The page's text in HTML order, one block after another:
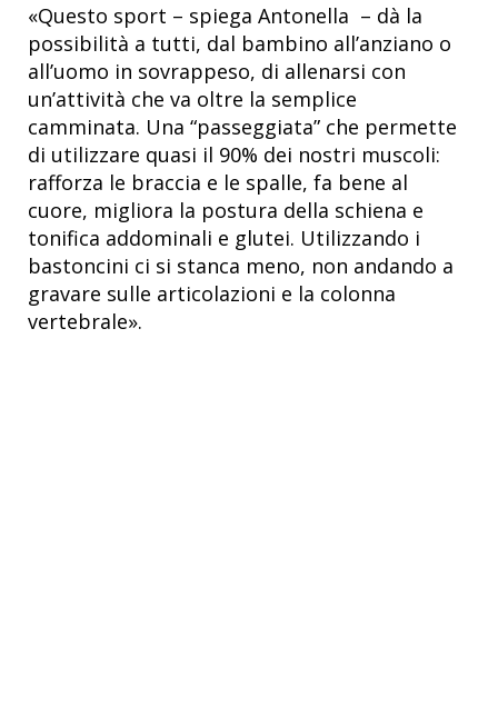
«Questo sport – spiega Antonella – dà la
possibilità a tutti, dal bambino all’anziano o
all’uomo in sovrappeso, di allenarsi con
un’attività che va oltre la semplice
camminata. Una “passeggiata” che permette
di utilizzare quasi il 90% dei nostri muscoli:
rafforza le braccia e le spalle, fa bene al
cuore, migliora la postura della schiena e
tonifica addominali e glutei. Utilizzando i
bastoncini ci si stanca meno, non andando a
gravare sulle articolazioni e la colonna
vertebrale».